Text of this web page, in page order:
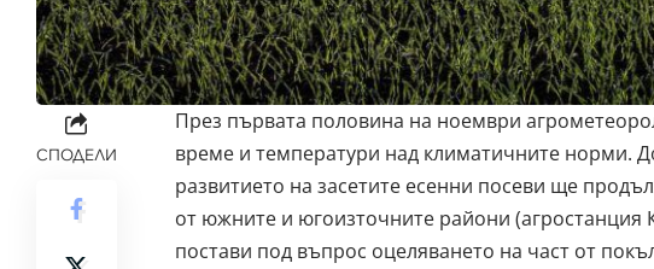
СПОДЕЛИ
През първата половина на ноември
време и температури над климатичните норми.
развитието на засетите есенни посеви ще
от южните и югоизточните райони
постави под въпрос оцеляването на част от